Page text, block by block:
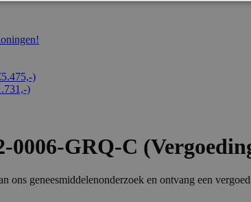
)
)
0006-GRQ-C
ons geneesmiddelenonderzoek en ontvang een